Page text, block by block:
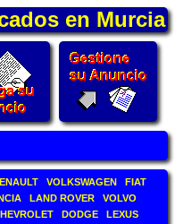
en Murcia
VOLKSWAGEN
FIAT
LAND ROVER
VOLVO
DODGE
LEXUS